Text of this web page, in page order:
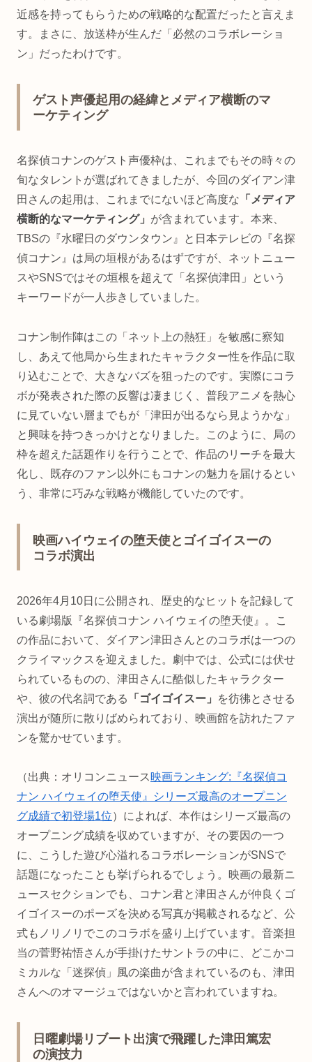
近感を持ってもらうための戦略的な配置だったと言えま
す。まさに、放送枠が生んだ「必然のコラボレーショ
ン」だったわけです。
ゲスト声優起用の経緯とメディア横断のマ
ーケティング
名探偵コナンのゲスト声優枠は、これまでもその時々の
旬なタレントが選ばれてきましたが、今回のダイアン津
田さんの起用は、これまでにないほど高度な 「メディア
横断的なマーケティング」 が含まれています。本来、
TBSの『水曜日のダウンタウン』と日本テレビの『名探
偵コナン』は局の垣根があるはずですが、ネットニュー
スやSNSではその垣根を超えて「名探偵津田」という
キーワードが一人歩きしていました。
コナン制作陣はこの「ネット上の熱狂」を敏感に察知
し、あえて他局から生まれたキャラクター性を作品に取
り込むことで、大きなバズを狙ったのです。実際にコラ
ボが発表された際の反響は凄まじく、普段アニメを熱心
に見ていない層までもが「津田が出るなら見ようかな」
と興味を持つきっかけとなりました。このように、局の
枠を超えた話題作りを行うことで、作品のリーチを最大
化し、既存のファン以外にもコナンの魅力を届けるとい
う、非常に巧みな戦略が機能していたのです。
映画ハイウェイの堕天使とゴイゴイスーの
コラボ演出
2026年4月10日に公開され、歴史的なヒットを記録して
いる劇場版『名探偵コナン ハイウェイの堕天使』。こ
の作品において、ダイアン津田さんとのコラボは一つの
クライマックスを迎えました。劇中では、公式には伏せ
られているものの、津田さんに酷似したキャラクター
や、彼の代名詞である
「ゴイゴイスー」
を彷彿とさせる
演出が随所に散りばめられており、映画館を訪れたファ
ンを驚かせています。
（出典：オリコンニュース 映画ランキング:『名探偵コ
ナン ハイウェイの堕天使』シリーズ最高のオープニン
グ成績で初登場1位）によれば、本作はシリーズ最高の
オープニング成績を収めていますが、その要因の一つ
に、こうした遊び心溢れるコラボレーションがSNSで
話題になったことも挙げられるでしょう。映画の最新ニ
ュースセクションでも、コナン君と津田さんが仲良くゴ
イゴイスーのポーズを決める写真が掲載されるなど、公
式もノリノリでこのコラボを盛り上げています。音楽担
当の菅野祐悟さんが手掛けたサントラの中に、どこかコ
ミカルな「迷探偵」風の楽曲が含まれているのも、津田
さんへのオマージュではないかと言われていますね。
日曜劇場リブート出演で飛躍した津田篤宏
の演技力